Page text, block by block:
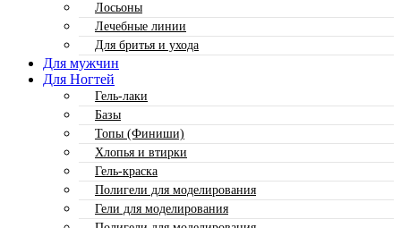
Лосьоны
Лечебные линии
Для бритья и ухода
Для мужчин
Для Ногтей
Гель-лаки
Базы
Топы (Финиши)
Хлопья и втирки
Гель-краска
Полигели для моделирования
Гели для моделирования